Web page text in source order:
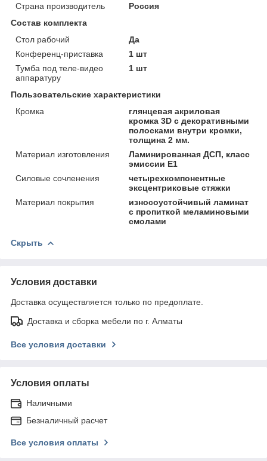
Страна производитель
Россия
Состав комплекта
Стол рабочий
Да
Конференц-приставка
1 шт
Тумба под теле-видео
аппаратуру
1 шт
Пользовательские характеристики
Кромка
глянцевая акриловая
кромка 3D с декоративными
полосками внутри кромки,
толщина 2 мм.
Материал изготовления
Ламинированная ДСП, класс
эмиссии Е1
Силовые сочленения
четырехкомпонентные
эксцентриковые стяжки
Материал покрытия
износоустойчивый ламинат
с пропиткой меламиновыми
смолами
Скрыть
Условия доставки
Доставка осуществляется только по предоплате.
Доставка и сборка мебели по г. Алматы
Все условия доставки
Условия оплаты
Наличными
Безналичный расчет
Все условия оплаты